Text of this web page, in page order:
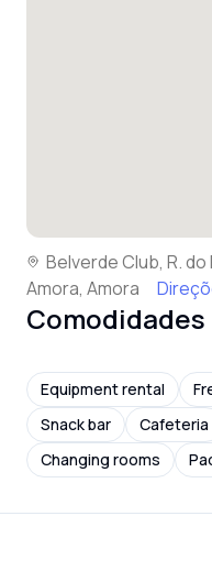
Belverde Club, R.
Amora, Amora
Comodidades
Equipment rental
Snack bar
Cafeteria
Changing rooms